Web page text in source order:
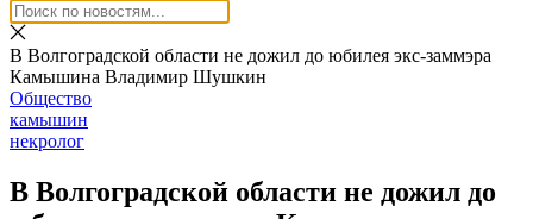
В Волгоградской области не дожил до юбилея экс-заммэра
Камышина Владимир Шушкин
Общество
камышин
некролог
В Волгоградской области не дожил до